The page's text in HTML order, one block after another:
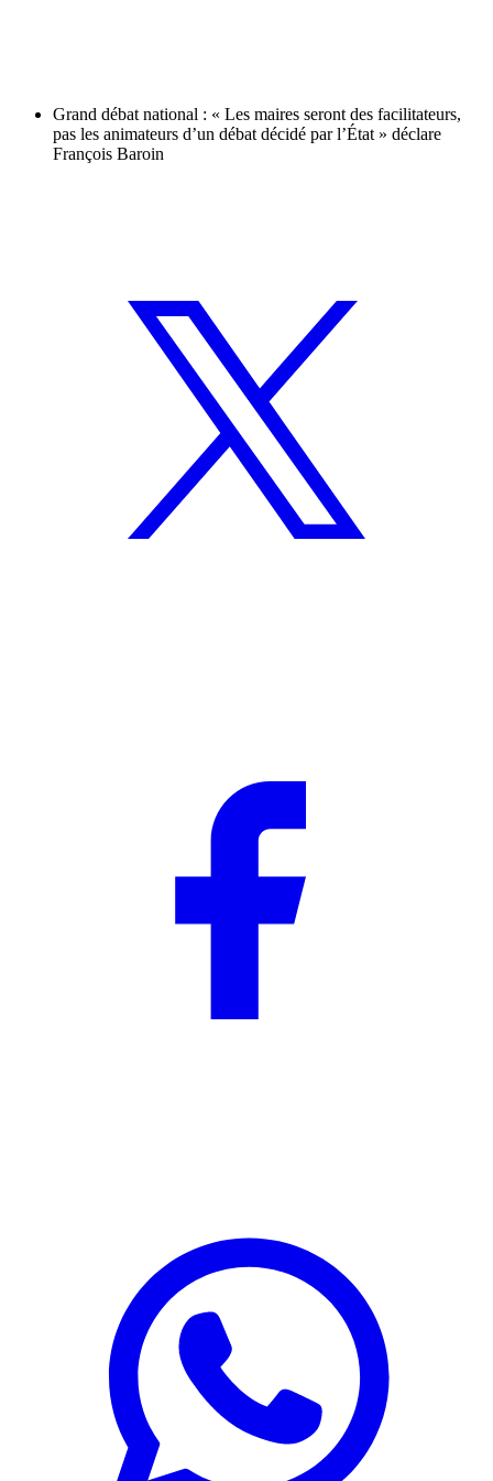
Grand débat national : « Les maires seront des facilitateurs,
pas les animateurs d’un débat décidé par l’État » déclare
François Baroin